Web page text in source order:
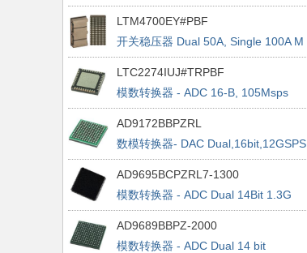
LTM4700EY#PBF
开关稳压器 Dual 50A, Single 100A M
Reg
LTC2274IUJ#TRPBF
模数转换器 - ADC 16-B, 105Msps
Serial Out ADC (JESD204)
AD9172BBPZRL
数模转换器- DAC Dual,16bit,12GSPS
RFDAC1500MSPS AjRate
AD9695BCPZRL7-1300
模数转换器 - ADC Dual 14Bit 1.3G
SPS 1300MSPS ADC w/JESD2
AD9689BBPZ-2000
模数转换器 - ADC Dual 14 bit